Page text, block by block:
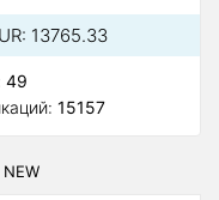
13765.33
49
15157
NEW